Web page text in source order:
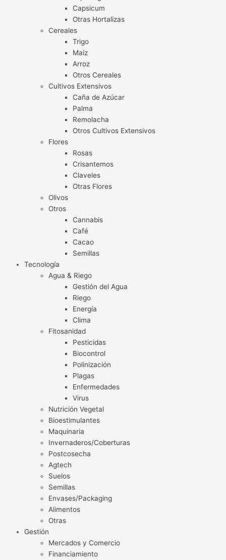
Capsicum
Otras Hortalizas
Cereales
Trigo
Maíz
Arroz
Otros Cereales
Cultivos Extensivos
Caña de Azúcar
Palma
Remolacha
Otros Cultivos Extensivos
Flores
Rosas
Crisantemos
Claveles
Otras Flores
Olivos
Otros
Cannabis
Café
Cacao
Semillas
Tecnología
Agua & Riego
Gestión del Agua
Riego
Energía
Clima
Fitosanidad
Pesticidas
Biocontrol
Polinización
Plagas
Enfermedades
Virus
Nutrición Vegetal
Bioestimulantes
Maquinaria
Invernaderos/Coberturas
Postcosecha
Agtech
Suelos
Semillas
Envases/Packaging
Alimentos
Otras
Gestión
Mercados y Comercio
Financiamiento